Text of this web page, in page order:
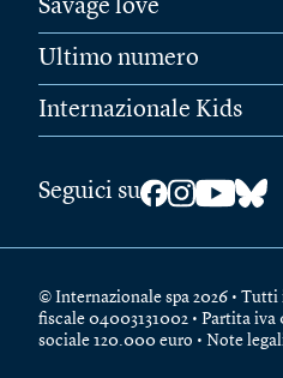
Savage love
Ultimo numero
Internazionale Kids
Seguici su
© Internazionale spa 2026 •
fiscale 04003131002 • Partita iva
sociale 120.000 euro • Note